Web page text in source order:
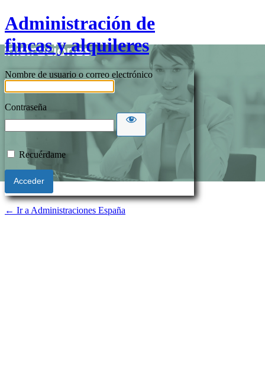
Administración de
fincas y alquileres
Nombre de usuario o correo electrónico
Contraseña
Recuérdame
← Ir a Administraciones España